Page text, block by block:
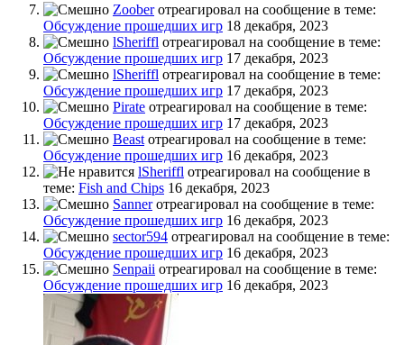
Zooberотреагировал на сообщение в теме:
Обсуждение прошедших игр 18 декабря, 2023
lSheriffl отреагировал на сообщение в теме:
Обсуждение прошедших игр 17 декабря, 2023
lSheriffl отреагировал на сообщение в теме:
Обсуждение прошедших игр 17 декабря, 2023
Pirate отреагировал на сообщение в теме:
Обсуждение прошедших игр 17 декабря, 2023
Beast отреагировал на сообщение в теме:
Обсуждение прошедших игр 16 декабря, 2023
lSheriffl отреагировал на сообщение в
теме: Fish and Chips 16 декабря, 2023
Sannerотреагировал на сообщение в теме:
Обсуждение прошедших игр 16 декабря, 2023
sector594 отреагировал на сообщение в теме:
Обсуждение прошедших игр 16 декабря, 2023
Senpaii отреагировал на сообщение в теме:
Обсуждение прошедших игр 16 декабря, 2023